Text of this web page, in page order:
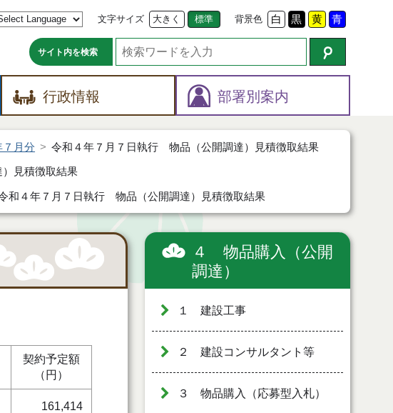
文字サイズ 大きく 標準 背景色 白 黒 黄 青
サイト内を検索
行政情報 部署別案内
月分 令和４年７月７日執行 物品（公開調達）見積徴取結果
見積徴取結果
和４年７月７日執行 物品（公開調達）見積徴取結果
契約予定額
（円）
161,414
４ 物品購入（公開
調達）
１ 建設工事
２ 建設コンサルタント等
３ 物品購入（応募型入札）